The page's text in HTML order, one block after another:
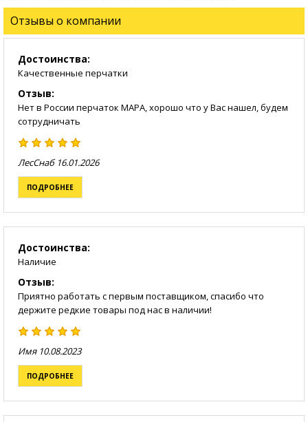
Отзывы о компании
Достоинства:
Качественные перчатки
Отзыв:
Нет в России перчаток MAPA, хорошо что у Вас нашел, будем
сотрудничать
ЛесСнаб 16.01.2026
ПОДРОБНЕЕ
Достоинства:
Наличие
Отзыв:
Приятно работать с первым поставщиком, спасибо что
держите редкие товары под нас в наличии!
Имя 10.08.2023
ПОДРОБНЕЕ